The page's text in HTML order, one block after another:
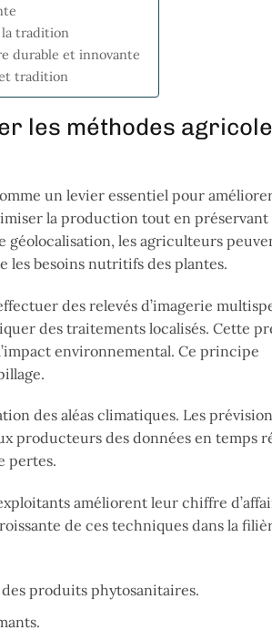
la tradition
durable et innovante
tradition
les méthodes
un levier essentiel pour
la production tout en préservant
géolocalisation, les agriculteurs
les besoins nutritifs des plantes.
des relevés d’imagerie
des traitements localisés. Cette
environnemental. Ce principe
des aléas climatiques. Les
producteurs des données en temps
pertes.
améliorent leur chiffre
de ces techniques dans la
produits phytosanitaires.